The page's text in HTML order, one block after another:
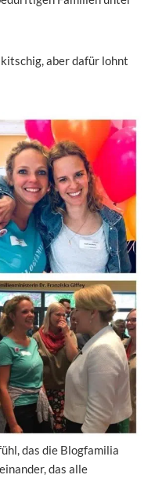
aber dafür lohnt
das die Blogfamilia
das alle